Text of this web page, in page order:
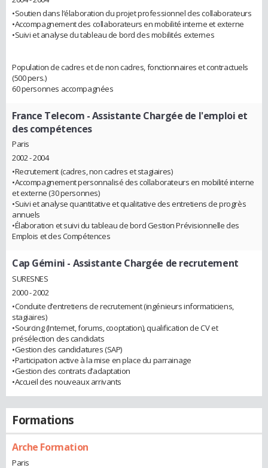
•Soutien dans l’élaboration du projet professionnel des collaborateurs
•Accompagnement des collaborateurs en mobilité interne et externe
•Suivi et analyse du tableau de bord des mobilités externes
Population de cadres et de non cadres, fonctionnaires et contractuels
(500 pers.)
60 personnes accompagnées
France Telecom - Assistante Chargée de l'emploi et
des compétences
Paris
2002 - 2004
•Recrutement (cadres, non cadres et stagiaires)
•Accompagnement personnalisé des collaborateurs en mobilité interne
et externe (30 personnes)
•Suivi et analyse quantitative et qualitative des entretiens de progrès
annuels
•Élaboration et suivi du tableau de bord Gestion Prévisionnelle des
Emplois et des Compétences
Cap Gémini - Assistante Chargée de recrutement
SURESNES
2000 - 2002
•Conduite d’entretiens de recrutement (ingénieurs informaticiens,
stagiaires)
•Sourcing (Internet, forums, cooptation), qualification de CV et
présélection des candidats
•Gestion des candidatures (SAP)
•Participation active à la mise en place du parrainage
•Gestion des contrats d’adaptation
•Accueil des nouveaux arrivants
Formations
Arche Formation
Paris